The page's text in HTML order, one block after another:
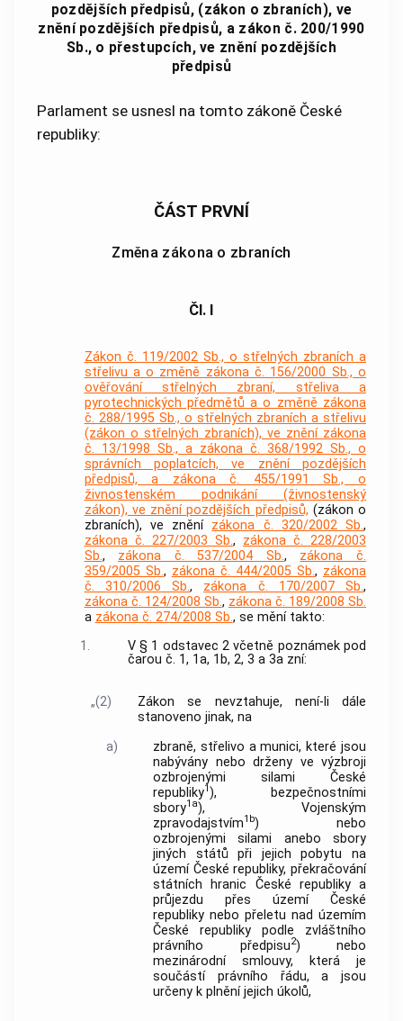
pozdějších předpisů, (zákon o zbraních), ve
znění pozdějších předpisů, a zákon č. 200/1990
Sb., o přestupcích, ve znění pozdějších
předpisů
Parlament se usnesl na tomto zákoně České
republiky:
ČÁST PRVNÍ
Změna zákona o zbraních
Čl. I
Zákon č. 119/2002 Sb., o střelných zbraních a
střelivu a o změně zákona č. 156/2000 Sb., o
ověřování střelných zbraní, střeliva a
pyrotechnických předmětů a o změně zákona
č. 288/1995 Sb., o střelných zbraních a střelivu
(zákon o střelných zbraních), ve znění zákona
č. 13/1998 Sb., a zákona č. 368/1992 Sb., o
správních poplatcích, ve znění pozdějších
předpisů, a zákona č. 455/1991 Sb., o
živnostenském podnikání (živnostenský
zákon), ve znění pozdějších předpisů, (zákon o
zbraních), ve znění zákona č. 320/2002 Sb.,
zákona č. 227/2003 Sb., zákona č. 228/2003
Sb., zákona č. 537/2004 Sb., zákona č.
359/2005 Sb., zákona č. 444/2005 Sb., zákona
č. 310/2006 Sb., zákona č. 170/2007 Sb.,
zákona č. 124/2008 Sb., zákona č. 189/2008 Sb.
a zákona č. 274/2008 Sb., se mění takto:
1.
V § 1 odstavec 2 včetně poznámek pod
čarou č. 1, 1a, 1b, 2, 3 a 3a zní:
„(2)
Zákon se nevztahuje, není-li dále
stanoveno jinak, na
a)
zbraně, střelivo a munici, které jsou
nabývány nebo drženy ve výzbroji
ozbrojenými silami České
republiky1), bezpečnostními
sbory1a), Vojenským
zpravodajstvím1b) nebo
ozbrojenými silami anebo sbory
jiných států při jejich pobytu na
území České republiky, překračování
státních hranic České republiky a
průjezdu přes území České
republiky nebo přeletu nad územím
České republiky podle zvláštního
právního předpisu2) nebo
mezinárodní smlouvy, která je
součástí právního řádu, a jsou
určeny k plnění jejich úkolů,